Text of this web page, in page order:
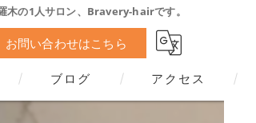
木の1人サロン、Bravery-hairです。
お問い合わせはこちら
ブログ アクセス